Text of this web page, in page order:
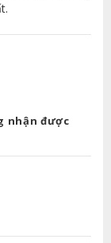
nhận được